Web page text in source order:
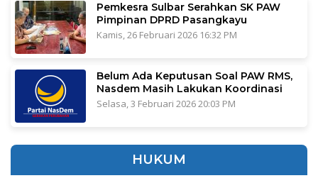
Pemkesra Sulbar Serahkan SK PAW
Pimpinan DPRD Pasangkayu
Kamis, 26 Februari 2026 16:32 PM
Belum Ada Keputusan Soal PAW RMS,
Nasdem Masih Lakukan Koordinasi
Selasa, 3 Februari 2026 20:03 PM
HUKUM